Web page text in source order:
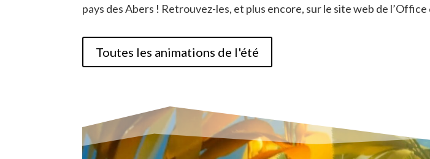
pays des Abers ! Retrouvez-les, et plus encore, sur le site web de
Toutes les animations de l'été